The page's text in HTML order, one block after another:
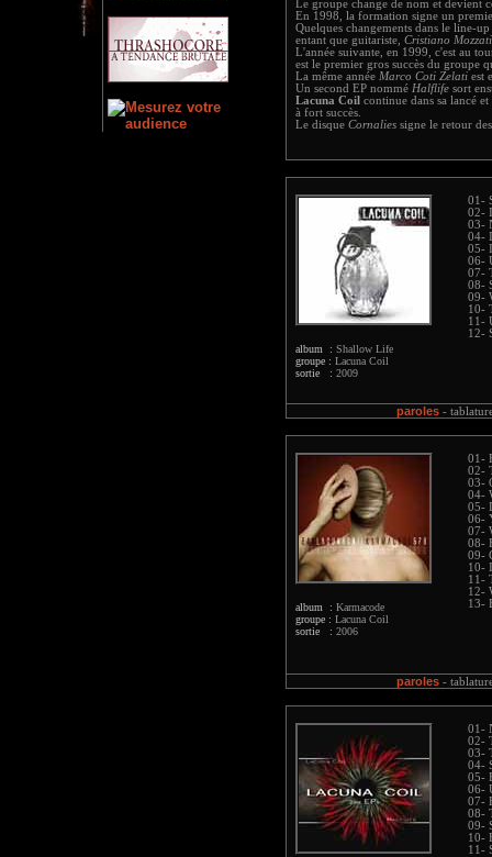
Le groupe change de nom et devient
En 1998, la formation signe un
Quelques changements dans le line-
entant que guitariste, Cristiano Mozzati
L'année suivante, en 1999, c'est au
est le premier gros succès du groupe
La même année Marco Coti Zelati est
Un second EP nommé Halflife sort
Lacuna Coil continue dans sa lancé
à fort succès.
Le disque Cornalies signe le retour
album : Shallow Life
groupe : Lacuna Coil
sortie : 2009
01-
02-
03-
04-
05-
06-
07-
08-
09-
10-
11-
12-
paroles-
album : Karmacode
groupe : Lacuna Coil
sortie : 2006
01-
02-
03-
04-
05-
06-
07-
08-
09-
10-
11-
12-
13-
paroles-
01-
02-
03-
04-
05-
06-
07-
08-
09-
10-
11-